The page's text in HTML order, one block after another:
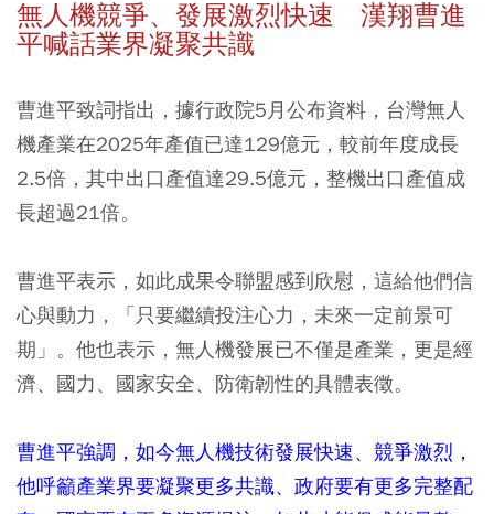
無人機競爭、發展激烈快速 漢翔曹進
平喊話業界凝聚共識
曹進平致詞指出，據行政院5月公布資料，台灣無人
機產業在2025年產值已達129億元，較前年度成長
2.5倍，其中出口產值達29.5億元，整機出口產值成
長超過21倍。
曹進平表示，如此成果令聯盟感到欣慰，這給他們信
心與動力，「只要繼續投注心力，未來一定前景可
期」。他也表示，無人機發展已不僅是產業，更是經
濟、國力、國家安全、防衛韌性的具體表徵。
曹進平強調，如今無人機技術發展快速、競爭激烈，
他呼籲產業界要凝聚更多共識、政府要有更多完整配